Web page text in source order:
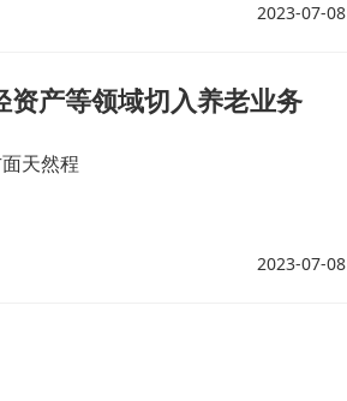
2023-07-08
产等领域切入养老业务
天然程
2023-07-08